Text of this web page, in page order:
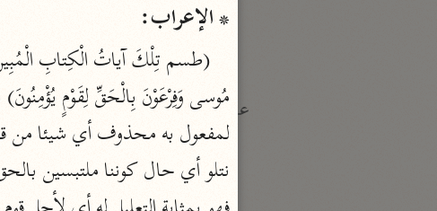
نحو ٧ مجلدات
عامّة
تفسير القرآن
السمعاني (٤٨٩ هـ)
نحو ٥ مجلدات
* الإعراب: